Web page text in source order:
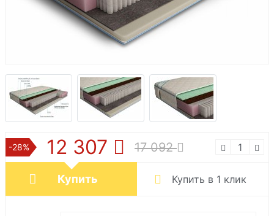
-28% 12 307 17 092
Купить Купить в 1 клик